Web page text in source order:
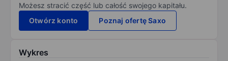
Możesz stracić część lub całość swojego kapitału.
Otwórz konto
Poznaj ofertę Saxo
Wykres